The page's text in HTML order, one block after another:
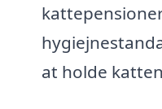
at holde